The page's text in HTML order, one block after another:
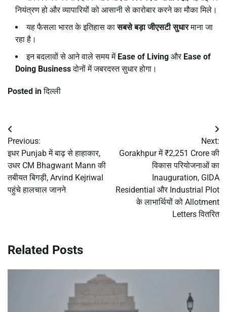
नियंत्रण हो और व्यापारियों को आसानी से कारोबार करने का मौका मिले।
यह फैसला भारत के इतिहास कासबसे बड़ा जीएसटी सुधारमाना जा
रहा है।
इन बदलावों से आने वाले समय में Ease of Living और Ease of
Doing Businessदोनों में जबरदस्त सुधार होगा।
Posted inदिल्ली
Post
navigation
Previous:
इधर Punjab में बाढ़ से हाहाकार,
उधर CM Bhagwant Mann की
तबीयत बिगड़ी, Arvind Kejriwal
पहुंचे हालचाल जानने
Next:
Gorakhpur में ₹2,251 Crore की
विकास परियोजनाओं का
Inauguration, GIDA
Residential और Industrial Plot
के लाभार्थियों को Allotment
Letters वितरित
Related Posts